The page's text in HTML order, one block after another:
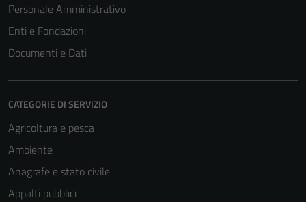
Personale Amministrativo
Enti e Fondazioni
Documenti e Dati
CATEGORIE DI SERVIZIO
Agricoltura e pesca
Ambiente
Anagrafe e stato civile
Appalti pubblici